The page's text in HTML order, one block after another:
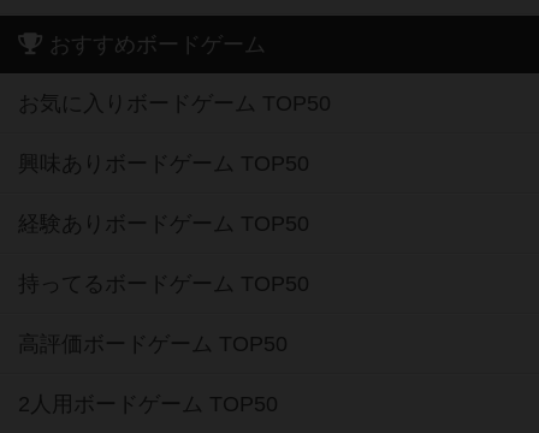
おすすめボードゲーム
お気に入りボードゲーム TOP50
興味ありボードゲーム TOP50
経験ありボードゲーム TOP50
持ってるボードゲーム TOP50
高評価ボードゲーム TOP50
2人用ボードゲーム TOP50